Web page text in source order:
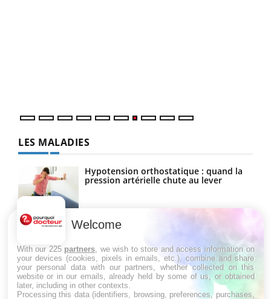
LES MALADIES
Hypotension orthostatique : quand la
pression artérielle chute au lever
Drépanocytose : une déformation des
Maladie de Charcot (Sclérose latérale
amyotrophique)
Welcome
With our 225 partners , we wish to store and access information on
your devices (cookies, pixels in emails, etc.), combine and share
your personal data with our partners, whether collected on this
website or in our emails, already held by some of us, or obtained
later, including in other contexts.
Processing this data (identifiers, browsing, preferences, purchases,